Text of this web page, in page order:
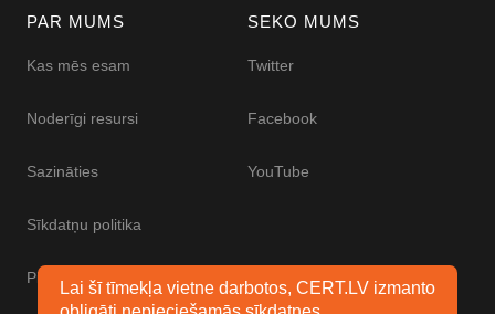
PAR MUMS
Kas mēs esam
Noderīgi resursi
Sazināties
Sīkdatņu politika
Piekļūstamības paziņojums
SEKO MUMS
Twitter
Facebook
YouTube
Lai šī tīmekļa vietne darbotos, CERT.LV izmanto